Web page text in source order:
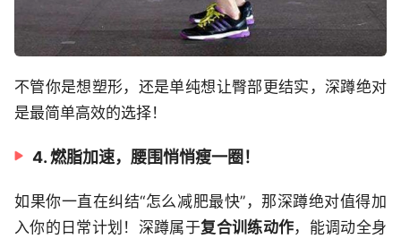
不管你是想塑形，还是单纯想让臀部更结实，深蹲绝对
是最简单高效的选择！
4. 燃脂加速，腰围悄悄瘦一圈！
如果你一直在纠结“怎么减肥最快”，那深蹲绝对值得加
入你的日常计划！深蹲属于复合训练动作，能调动全身